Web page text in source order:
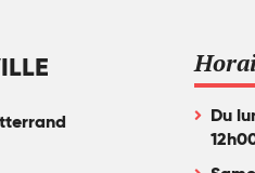
Du